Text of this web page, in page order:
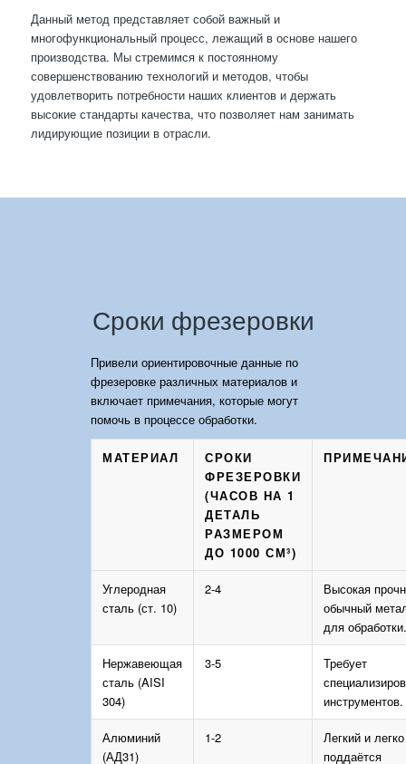
Данный метод представляет собой важный и
многофункциональный процесс, лежащий в основе нашего
производства. Мы стремимся к постоянному
совершенствованию технологий и методов, чтобы
удовлетворить потребности наших клиентов и держать
высокие стандарты качества, что позволяет нам занимать
лидирующие позиции в отрасли.
Сроки фрезеровки
Привели ориентировочные данные по
фрезеровке различных материалов и
включает примечания, которые могут
помочь в процессе обработки.
МАТЕРИАЛ
СРОКИ
ФРЕЗЕРОВКИ
(ЧАСОВ НА 1
ДЕТАЛЬ
РАЗМЕРОМ
ДО 1000 СМ³)
Углеродная
сталь (ст. 10)
2-4
Высокая
обычный
для обработки.
Нержавеющая
сталь (AISI
304)
3-5
Требует
инструментов.
Алюминий
(АД31)
1-2
Легкий и легко
поддаётся